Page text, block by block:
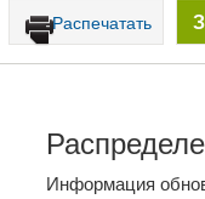
Распечатать
Информация